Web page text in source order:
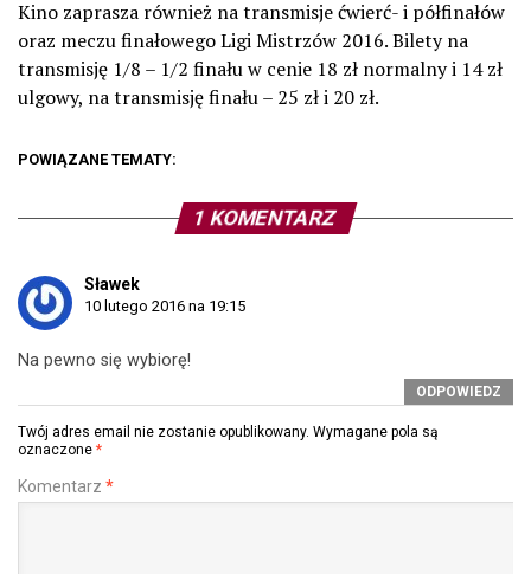
Kino zaprasza również na transmisje ćwierć- i półfinałów
oraz meczu finałowego Ligi Mistrzów 2016. Bilety na
transmisję 1/8 – 1/2 finału w cenie 18 zł normalny i 14 zł
ulgowy, na transmisję finału – 25 zł i 20 zł.
POWIĄZANE TEMATY:
1 KOMENTARZ
Sławek
10 lutego 2016 na 19:15
Na pewno się wybiorę!
ODPOWIEDZ
Twój adres email nie zostanie opublikowany. Wymagane pola są
oznaczone *
Komentarz *